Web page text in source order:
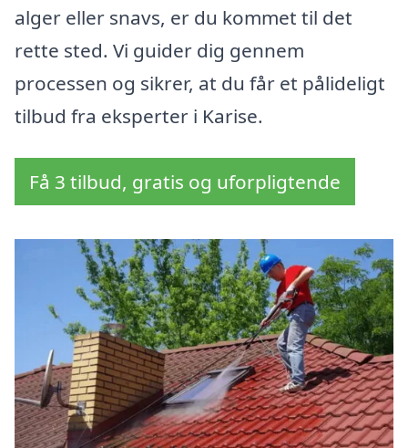
alger eller snavs, er du kommet til det
rette sted. Vi guider dig gennem
processen og sikrer, at du får et pålideligt
tilbud fra eksperter i Karise.
Få 3 tilbud, gratis og uforpligtende